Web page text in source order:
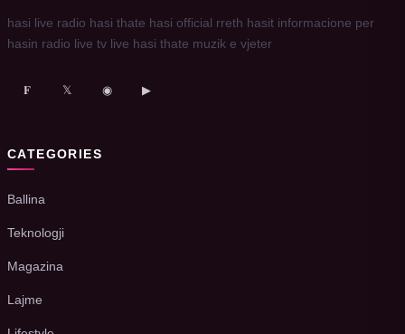
hasi live radio hasi thate hasi official rreth hasit informacione per
hasin radio live tv live hasi thate muzik e vjeter
𝐅 𝕏 ◉ ▶
CATEGORIES
Ballina
Teknologji
Magazina
Lajme